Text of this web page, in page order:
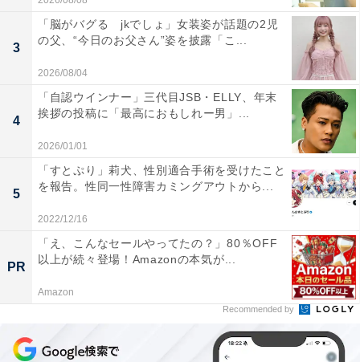
3
「脳がバグる jkでしょ」女装姿が話題の2児
の父、“今日のお父さん”姿を披露「こ...
2026/08/04
4
「自認ウインナー」三代目JSB・ELLY、年末
挨拶の投稿に「最高におもしれー男」...
2026/01/01
5
「すとぷり」莉犬、性別適合手術を受けたこと
を報告。性同一性障害カミングアウトから...
2022/12/16
PR
「え、こんなセールやってたの？」80％OFF
以上が続々登場！Amazonの本気が...
Amazon
Recommended by